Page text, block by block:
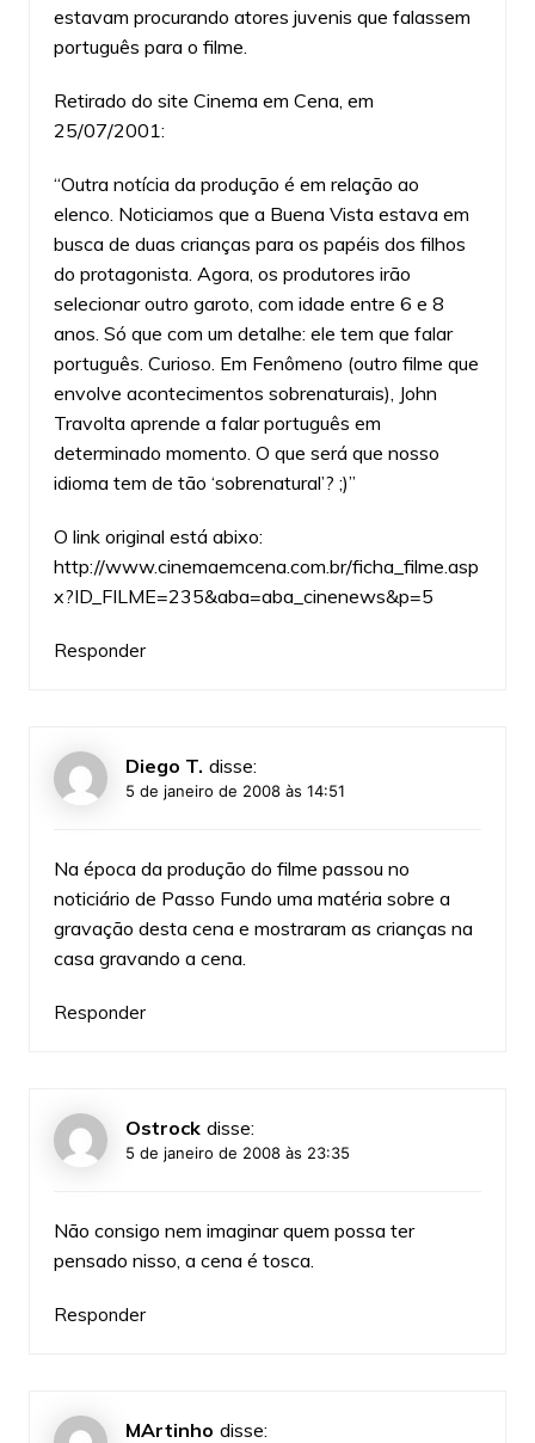
estavam procurando atores juvenis que falassem
português para o filme.
Retirado do site Cinema em Cena, em
25/07/2001:
“Outra notícia da produção é em relação ao
elenco. Noticiamos que a Buena Vista estava em
busca de duas crianças para os papéis dos filhos
do protagonista. Agora, os produtores irão
selecionar outro garoto, com idade entre 6 e 8
anos. Só que com um detalhe: ele tem que falar
português. Curioso. Em Fenômeno (outro filme que
envolve acontecimentos sobrenaturais), John
Travolta aprende a falar português em
determinado momento. O que será que nosso
idioma tem de tão ‘sobrenatural’? ;)”
O link original está abixo:
http://www.cinemaemcena.com.br/ficha_filme.asp
x?ID_FILME=235&aba=aba_cinenews&p=5
Responder
Diego T. disse:
5 de janeiro de 2008 às 14:51
Na época da produção do filme passou no
noticiário de Passo Fundo uma matéria sobre a
gravação desta cena e mostraram as crianças na
casa gravando a cena.
Responder
Ostrock disse:
5 de janeiro de 2008 às 23:35
Não consigo nem imaginar quem possa ter
pensado nisso, a cena é tosca.
Responder
MArtinho disse: